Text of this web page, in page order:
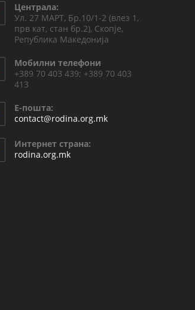
Централа:
Ул. 27 МАРТ, Бр.10/1-2 (влез 1,
прв кат, стан бр.2), Скопје,
Република Македонија
Мобилни телефони
+389 70 403 439; +389 70 403
413
Е-пошта:
contact@rodina.org.mk
Интернет страна:
rodina.org.mk